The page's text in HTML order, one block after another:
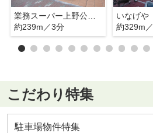
業務スーパー上野公園店
約239m／3分
約329m
こだわり特集
駐車場物件特集